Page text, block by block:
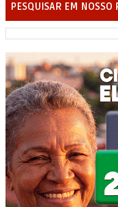
PESQUISAR EM NOSSO